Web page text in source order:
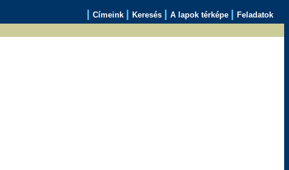
Címeink Keresés A lapok térképe
Feladatok